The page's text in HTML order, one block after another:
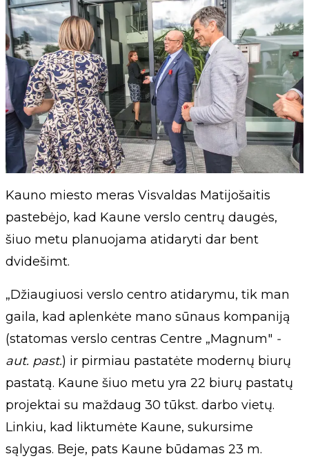
Kauno miesto meras Visvaldas Matijošaitis
pastebėjo, kad Kaune verslo centrų daugės,
šiuo metu planuojama atidaryti dar bent
dvidešimt.
„Džiaugiuosi verslo centro atidarymu, tik man
gaila, kad aplenkėte mano sūnaus kompaniją
(statomas verslo centras Centre „Magnum" -
aut. past.) ir pirmiau pastatėte modernų biurų
pastatą. Kaune šiuo metu yra 22 biurų pastatų
projektai su maždaug 30 tūkst. darbo vietų.
Linkiu, kad liktumėte Kaune, sukursime
sąlygas. Beje, pats Kaune būdamas 23 m.